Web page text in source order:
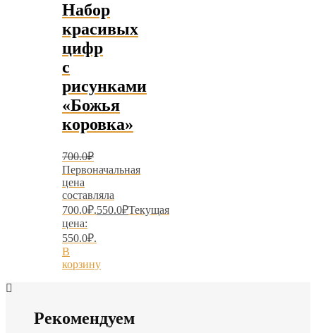
Набор
красивых
цифр
с
рисунками
«Божья
коровка»
700.0₽
Первоначальная
цена
составляла
700.0₽.550.0₽Текущая
цена:
550.0₽.
В
корзину
Рекомендуем